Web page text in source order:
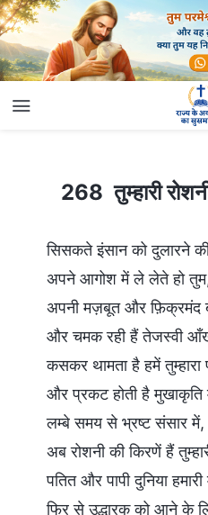
268 तुम्हारी
सिसकते इंसान को दुलारने
अपने आगोश में ले लेते हो
अपनी मज़बूत और फ़िक्रमंद
और चमक रही हैं तेजस्वी आँखें
कसकर थामता है हमें तुम्हारा
और प्रकट होती है मुखाकृति
लम्बे समय से भ्रष्ट संसार में,
अब रोशनी की किरणें हैं
पतित और पापी दुनिया
फिर से उद्धारक को आने के